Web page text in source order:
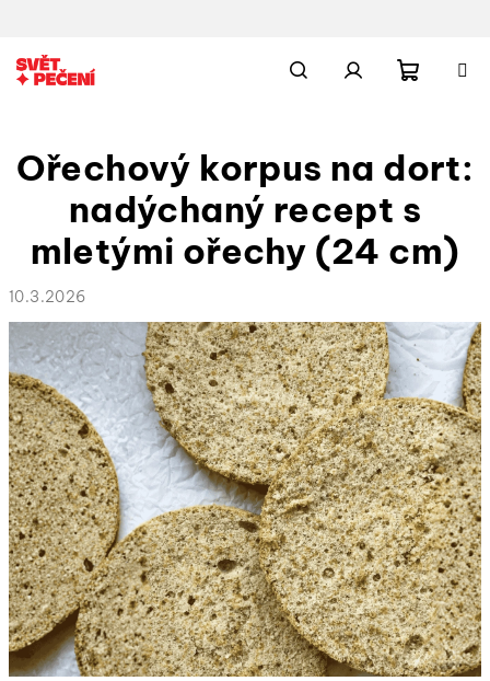
na
obsah
košík
Ořechový korpus na dort:
nadýchaný recept s
mletými ořechy (24 cm)
10.3.2026